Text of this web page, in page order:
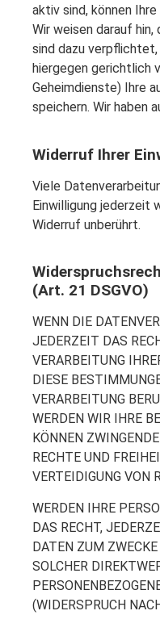
aktiv sind, können
Wir weisen darauf
sind dazu
hiergegen gerichtlich
Geheimdienste) Ihre
speichern. Wir haben
Widerruf Ihrer
Viele
Einwilligung jederzeit
Widerruf unberührt.
(Art. 21 DSGVO)
WENN DIE
JEDERZEIT DAS
VERARBEITUNG
DIESE
VERARBEITUNG
WERDEN WIR IHRE
KÖNNEN
RECHTE UND
VERTEIDIGUNG VON
WERDEN IHRE
DAS RECHT,
DATEN ZUM
SOLCHER
(WIDERSPRUCH